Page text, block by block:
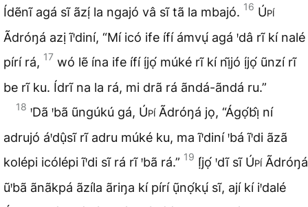
Ídẽnĩ agá sĩ ãzị́ la ngajó vâ sĩ tã la mbajó. 16 Úpí
Ãdróŋá azị ĩꞌdiní, “Mí icó ife ífí ámvụ́ agá ꞌdâ rĩ kí nalé
pírí rá, 17 wó lẽ ína ife ífí ị́jọ́ múké rĩ kí nị̃jó ị́jọ́ ũnzí rĩ
be rĩ ku. Ídrĩ na la rá, mi drã rá ãndá-ãndá ru.”
18 ꞌDã ꞌbã ũngúkú gá, ÚpíÃdróŋá jọ, “Ágọ́bị̂ ní
adrujó áꞌdụ̂sĩ rĩ adru múké ku, ma ĩꞌdiní ꞌbá ĩꞌdi ãzã
kolépi icólépi ĩꞌdi sĩ rá rĩ ꞌbã rá.” 19 Ị́jọ́ ꞌdĩ sĩ ÚpíÃdróŋá
ũꞌbã ãnãkpá ãzíla ãriŋa kí pírí ụ̃nọ́kụ́ sĩ, ají kí iꞌdalé